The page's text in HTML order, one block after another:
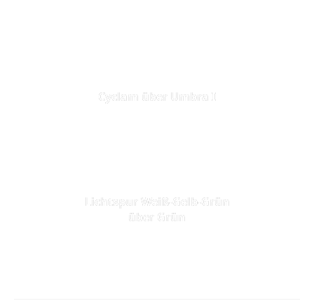
Cyclam über Umbra I
Lichtspur Weiß-Gelb-Grün
über Grün